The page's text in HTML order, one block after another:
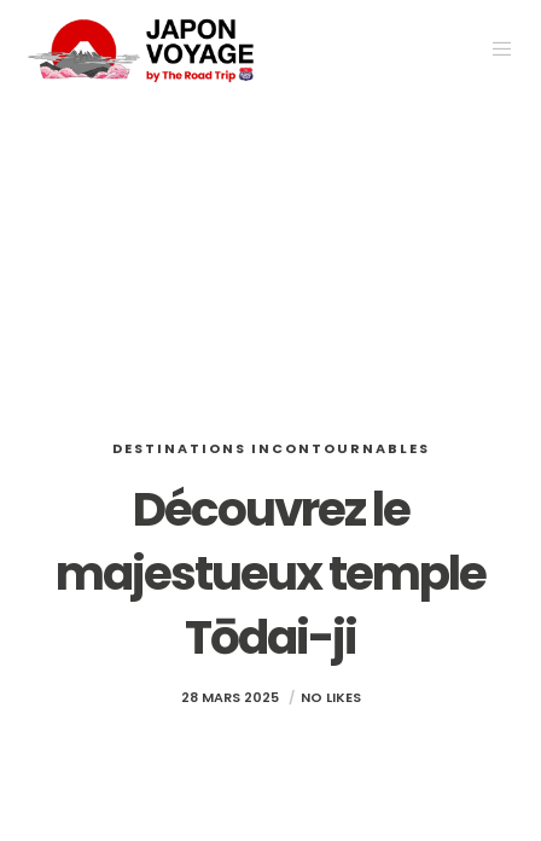
DESTINATIONS INCONTOURNABLES
Découvrez le
majestueux temple
Tōdai-ji
28 MARS 2025 NO LIKES